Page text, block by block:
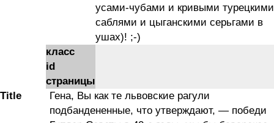
усами-чубами и кривыми турецкими
саблями и цыганскими серьгами в
ушах)! ;-)
класс
id
страницы
Title
Гена, Вы как те львовские рагули
подбандененные, что утверждают, — победи